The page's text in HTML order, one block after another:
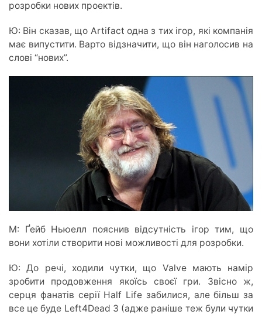
розробки нових проектів.
Ю: Він сказав, що Artifact одна з тих ігор, які компанія
має випустити. Варто відзначити, що він наголосив на
слові “нових”.
М: Ґейб Ньюелл пояснив відсутність ігор тим, що
вони хотіли створити нові можливості для розробки.
Ю: До речі, ходили чутки, що Valve мають намір
зробити продовження якоїсь своєї гри. Звісно ж,
серця фанатів серії Half Life забилися, але більш за
все це буде Left4Dead 3 (адже раніше теж були чутки